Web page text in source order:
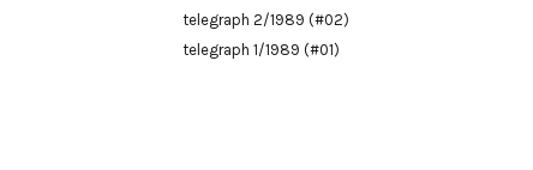
telegraph 2/1989 (#02)
telegraph 1/1989 (#01)